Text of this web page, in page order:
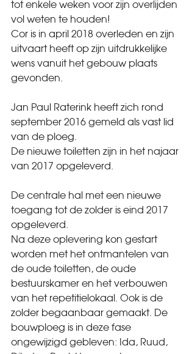
tot enkele weken voor zijn overlijden
vol weten te houden!
Cor is in april 2018 overleden en zijn
uitvaart heeft op zijn uitdrukkelijke
wens vanuit het gebouw plaats
gevonden.
Jan Paul Raterink heeft zich rond
september 2016 gemeld als vast lid
van de ploeg.
De nieuwe toiletten zijn in het najaar
van 2017 opgeleverd.
De centrale hal met een nieuwe
toegang tot de zolder is eind 2017
opgeleverd.
Na deze oplevering kon gestart
worden met het ontmantelen van
de oude toiletten, de oude
bestuurskamer en het verbouwen
van het repetitielokaal. Ook is de
zolder begaanbaar gemaakt. De
bouwploeg is in deze fase
ongewijzigd gebleven: Ida, Ruud,